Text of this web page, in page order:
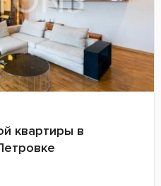
квартиры в